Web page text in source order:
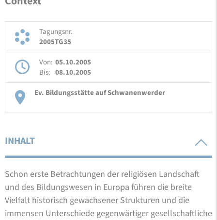
Tagungsnr.
2005TG35
Von: 05.10.2005
Bis: 08.10.2005
Ev. Bildungsstätte auf Schwanenwerder
INHALT
Schon erste Betrachtungen der religiösen Landschaft
und des Bildungswesen in Europa führen die breite
Vielfalt historisch gewachsener Strukturen und die
immensen Unterschiede gegenwärtiger gesellschaftliche